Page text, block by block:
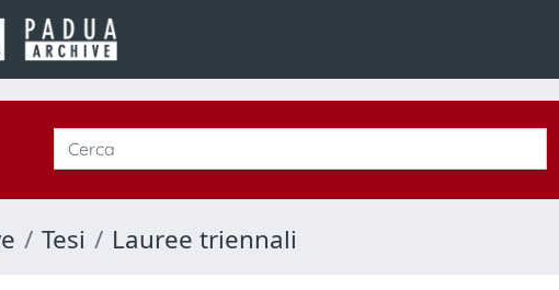
Tesi Lauree triennali